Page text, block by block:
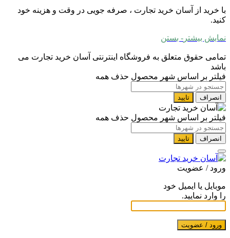
با خرید از آسان خرید تجارت ، صرفه جویی در وقت و هزینه خود
کنید.
نمایش بیشتر - بستن
تمامی حقوق متعلق به فروشگاه اینترنتی آسان خرید تجارت می
باشد
فیلتر بر اساس شهر محصول حذف همه
انصراف تایید
فیلتر بر اساس شهر محصول حذف همه
انصراف تایید
ورود / عضویت
موبایل یا ایمیل خود
را وارد نمایید.
ورود / عضویت